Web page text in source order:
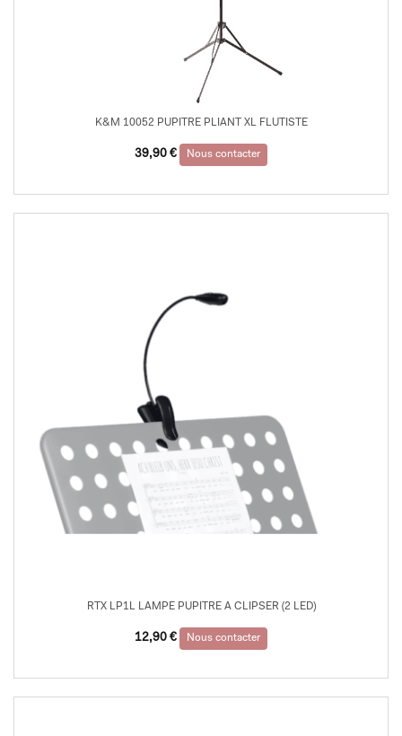
K&M 10052 PUPITRE PLIANT XL FLUTISTE
39,90 € Nous contacter
RTX LP1L LAMPE PUPITRE A CLIPSER (2 LED)
12,90 € Nous contacter